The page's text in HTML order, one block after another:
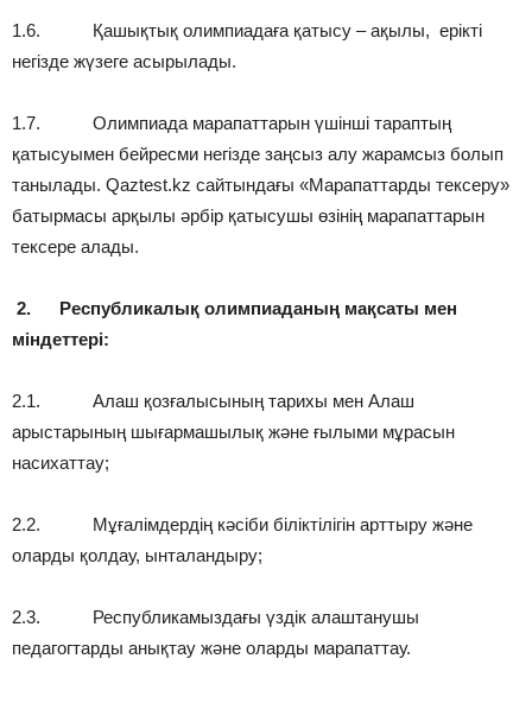
1.6. Қашықтық олимпиадаға қатысу – ақылы, ерікті
негізде жүзеге асырылады.
1.7. Олимпиада марапаттарын үшінші тараптың
қатысуымен бейресми негізде заңсыз алу жарамсыз болып
танылады. Qaztest.kz сайтындағы «Марапаттарды тексеру»
батырмасы арқылы әрбір қатысушы өзінің марапаттарын
тексере алады.
2. Республикалық олимпиаданың мақсаты мен
міндеттері:
2.1. Алаш қозғалысының тарихы мен Алаш
арыстарының шығармашылық және ғылыми мұрасын
насихаттау;
2.2. Мұғалімдердің кәсіби біліктілігін арттыру және
оларды қолдау, ынталандыру;
2.3. Республикамыздағы үздік алаштанушы
педагогтарды анықтау және оларды марапаттау.